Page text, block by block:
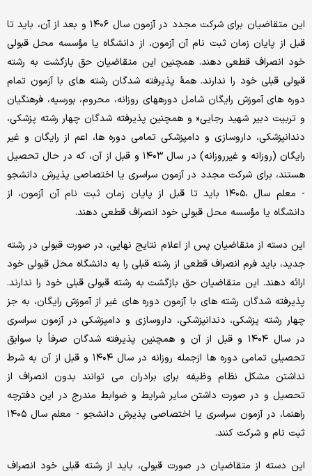
این متقاضیان برای شرکت مجدد در آزمون سال ۱۴۰۶ و بعد از آن، باید تا
قبل از پایان زمان ثبت نام آن آزمون، از دانشگاه یا مؤسسه محل قبولی
خود انصراف قطعی دهند. همچنین این متقاضیان حق بازگشت به رشته
قبولی قبلی خود را ندارند. همۀ پذیرفته شدگان رشته های با آزمون تمام
دوره های آموزش رایگان شامل دورههای روزانه، محروم، بورسیه، فرهنگیان
و تربیت دبیر شهید رجایی« و همچنین پذیرفته شدگان چهار رشته پزشکی،
دندانپزشکی، داروسازی و دامپزشکی تمامی دوره ها، اعم از رایگان و غیر
رایگان (روزانه و غیرروزانه) در سال ۱۴۰۳ و قبل از آن، که در حال تحصیل
هستند، برای شرکت مجدد در آزمون سراسری یا اختصاصی پذیرش دانشجو
- معلم سال ،۱۴۰۵ باید تا قبل از پایان زمان ثبت نام آن آزمون، از
دانشگاه یا مؤسسه محل قبولی خود انصراف قطعی دهند.
این دسته از متقاضیان پس از اعلام نتایج نهایی، در صورت قبولی در رشته
جدید، باید فرم انصراف قطعی از رشته قبلی را به دانشگاه محل قبولی خود
ارائه دهند. این متقاضیان حق بازگشت به رشته قبولی قبلی خود را ندارند.
پذیرفته شدگان رشته های با آزمون دوره های غیر از آموزش رایگان، به جز
چهار رشته پزشکی، دندانپزشکی، داروسازی و دامپزشکی در آزمون سراسری
در سال ۱۴۰۴ و قبل از آن و همچنین پذیرفته شدگان صرفاً با سوابق
تحصیلی تمامی دوره ها ازجمله روزانه در سال ۱۴۰۴ و قبل از آن به شرط
نداشتن مشکل نظام وظیفه برای برادران می توانند بدون انصراف از
تحصیل و در صورت داشتن سایر شرایط و ضوابط مندرج در این دفترچه
راهنما، در آزمون سراسری یا اختصاصی پذیرش دانشجو - معلم سال ۱۴۰۵
ثبت نام و شرکت کنند.
این دسته از متقاضیان در صورت قبولی، باید از رشته قبلی خود انصراف